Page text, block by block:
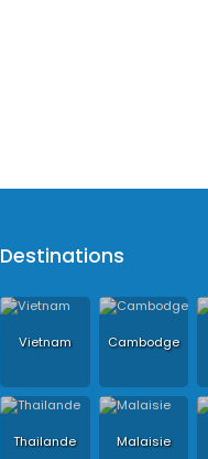
Destinations
Vietnam Cambodge
Thailande Malaisie